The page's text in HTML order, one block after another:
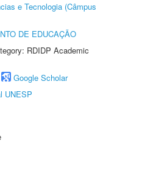
e Tecnologia (Câmpus
DE EDUCAÇÃO
RDIDP Academic
Google Scholar
UNESP